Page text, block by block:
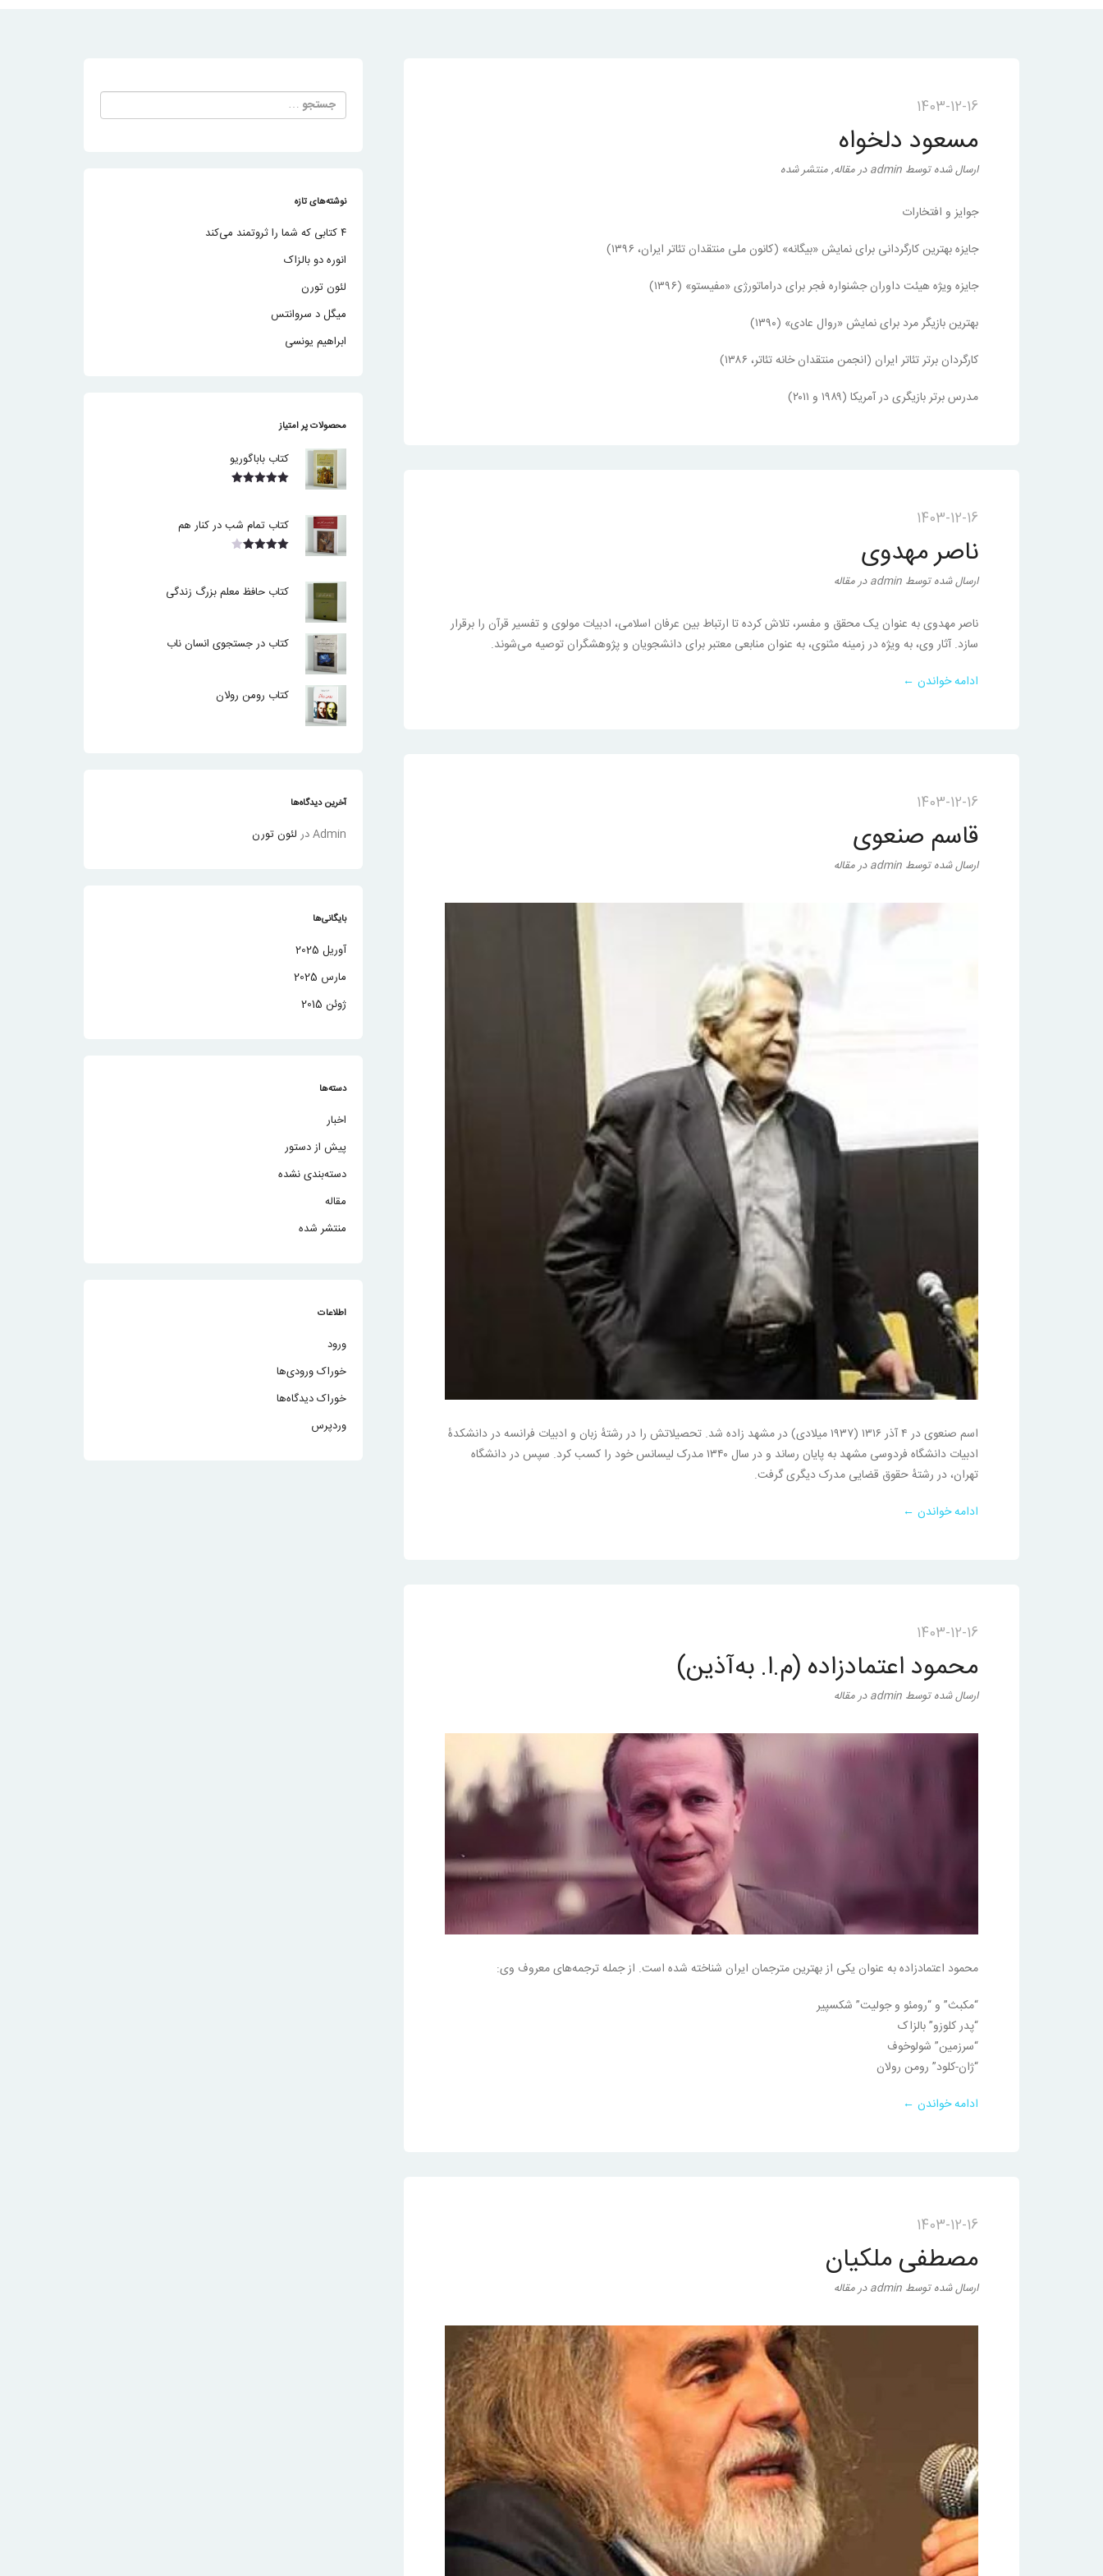
1403-12-16
مسعود دلخواه
ارسال شدهتوسط admin درمقاله,منتشر شده
جوایز و افتخارات
جایزه بهترین کارگردانی برای نمایش «بیگانه» (کانون ملی منتقدان تئاتر ایران، ۱۳۹۶)
جایزه ویژه هیئت داوران جشنواره فجر برای دراماتورژی «مفیستو» (۱۳۹۶)
بهترین بازیگر مرد برای نمایش «روال عادی» (۱۳۹۰)
کارگردان برتر تئاتر ایران (انجمن منتقدان خانه تئاتر، ۱۳۸۶)
مدرس برتر بازیگری در آمریکا (۱۹۸۹ و ۲۰۱۱)
1403-12-16
ناصر مهدوی
ارسال شدهتوسط admin درمقاله
ناصر مهدوی به عنوان یک محقق و مفسر، تلاش کرده تا ارتباط بین عرفان اسلامی، ادبیات مولوی و تفسیر قرآن را برقرار
سازد. آثار وی، به ویژه در زمینه مثنوی، به عنوان منابعی معتبر برای دانشجویان و پژوهشگران توصیه می‌شوند.
ادامه خواندن ←
1403-12-16
قاسم صنعوی
ارسال شدهتوسط admin درمقاله
اسم صنعوی در ۴ آذر ۱۳۱۶ (۱۹۳۷ میلادی) در مشهد زاده شد. تحصیلاتش را در رشتهٔ زبان و ادبیات فرانسه در دانشکدهٔ
ادبیات دانشگاه فردوسی مشهد به پایان رساند و در سال ۱۳۴۰ مدرک لیسانس خود را کسب کرد. سپس در دانشگاه
تهران، در رشتهٔ حقوق قضایی مدرک دیگری گرفت.
ادامه خواندن ←
1403-12-16
محمود اعتمادزاده (م.ا. به‌آذین)
ارسال شدهتوسط admin درمقاله
محمود اعتمادزاده به عنوان یکی از بهترین مترجمان ایران شناخته شده است. از جمله ترجمه‌های معروف وی:
“مکبث” و “رومئو و جولیت” شکسپیر
“پدر کلوزو” بالزاک
“سرزمین” شولوخوف
“ژان-کلود” رومن رولان
ادامه خواندن ←
1403-12-16
مصطفی ملکیان
ارسال شدهتوسط admin درمقاله
جستجو
برای:
نوشته‌های تازه
۴ کتابی که شما را ثروتمند می‌کند
انوره دو بالزاک
لئون تورن
میگل د سروانتس
ابراهیم یونسی
محصولات پر امتیاز
کتاب باباگوریو
کتاب تمام شب در کنار هم
کتاب حافظ معلم بزرگ زندگی
کتاب در جستجوی انسان ناب
کتاب رومن رولان
آخرین دیدگاه‌ها
Adminدر لئون تورن
بایگانی‌ها
آوریل 2025
مارس 2025
ژوئن 2015
دسته‌ها
اخبار
پیش از دستور
دسته‌بندی نشده
مقاله
منتشر شده
اطلاعات
ورود
خوراک ورودی‌ها
خوراک دیدگاه‌ها
وردپرس